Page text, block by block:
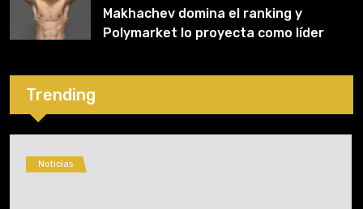
Makhachev domina el ranking y
Polymarket lo proyecta como líder
Trending
Noticias